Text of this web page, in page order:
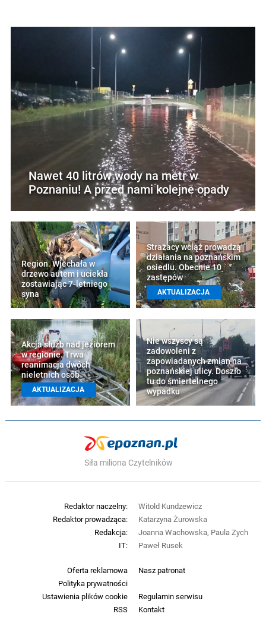
Nawet 40 litrów wody na metr w
Poznaniu! A przed nami kolejne opady
Region. Wjechała w
drzewo autem i uciekła
zostawiając 7-letniego
syna
Strażacy wciąż prowadzą
działania na poznańskim
osiedlu. Obecnie 10
zastępów
AKTUALIZACJA
Akcja służb nad jeziorem
w regionie. Trwa
reanimacja dwóch
nieletnich osób
AKTUALIZACJA
Nie wszyscy są
zadowoleni z
zapowiadanych zmian na
poznańskiej ulicy. Doszło
tu do śmiertelnego
wypadku
Siła miliona Czytelników
Oferta reklamowa
Nasz patronat
Polityka prywatności
Ustawienia plików cookie
Regulamin serwisu
RSS
Kontakt
Redaktor naczelny:
Witold Kundzewicz
Redaktor prowadząca:
Katarzyna Żurowska
Redakcja:
Joanna Wachowska, Paula Zych
IT:
Paweł Rusek